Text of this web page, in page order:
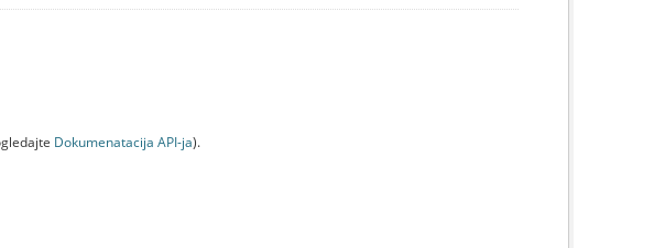
Dokumenаtаcijа API-jа).